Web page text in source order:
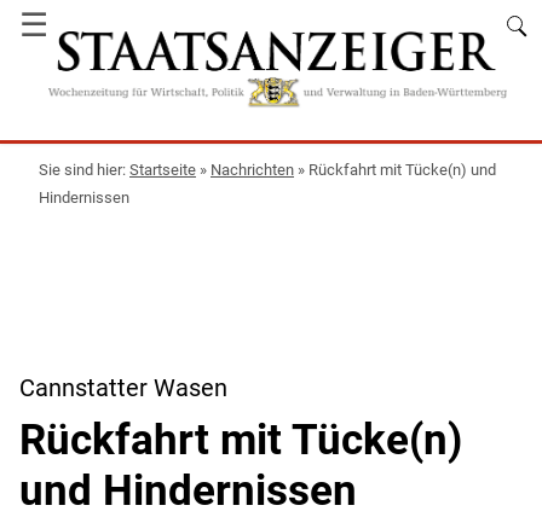
☰
Startseite » Nachrichten » Rückfahrt mit Tücke(n) und
Hindernissen
Cannstatter Wasen
Rückfahrt mit Tücke(n)
und Hindernissen